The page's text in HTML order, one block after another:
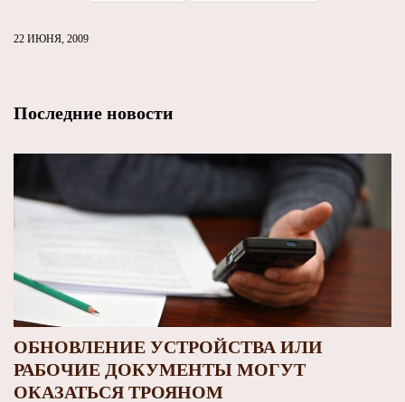
22 ИЮНЯ, 2009
Последние новости
ОБНОВЛЕНИЕ УСТРОЙСТВА ИЛИ
РАБОЧИЕ ДОКУМЕНТЫ МОГУТ
ОКАЗАТЬСЯ ТРОЯНОМ